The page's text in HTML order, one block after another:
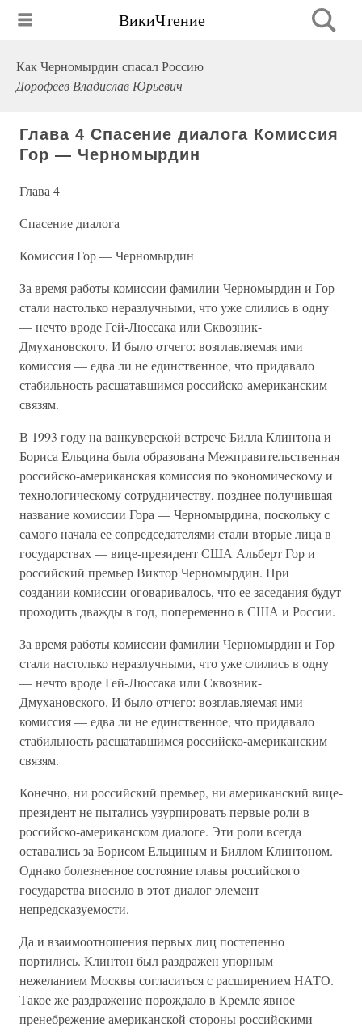
ВикиЧтение
Как Черномырдин спасал Россию
Дорофеев Владислав Юрьевич
Глава 4 Спасение диалога Комиссия
Гор — Черномырдин
Глава 4
Спасение диалога
Комиссия Гор — Черномырдин
За время работы комиссии фамилии Черномырдин и Гор
стали настолько неразлучными, что уже слились в одну
— нечто вроде Гей-Люссака или Сквозник-
Дмухановского. И было отчего: возглавляемая ими
комиссия — едва ли не единственное, что придавало
стабильность расшатавшимся российско-американским
связям.
В 1993 году на ванкуверской встрече Билла Клинтона и
Бориса Ельцина была образована Межправительственная
российско-американская комиссия по экономическому и
технологическому сотрудничеству, позднее получившая
название комиссии Гора — Черномырдина, поскольку с
самого начала ее сопредседателями стали вторые лица в
государствах — вице-президент США Альберт Гор и
российский премьер Виктор Черномырдин. При
создании комиссии оговаривалось, что ее заседания будут
проходить дважды в год, попеременно в США и России.
За время работы комиссии фамилии Черномырдин и Гор
стали настолько неразлучными, что уже слились в одну
— нечто вроде Гей-Люссака или Сквозник-
Дмухановского. И было отчего: возглавляемая ими
комиссия — едва ли не единственное, что придавало
стабильность расшатавшимся российско-американским
связям.
Конечно, ни российский премьер, ни американский вице-
президент не пытались узурпировать первые роли в
российско-американском диалоге. Эти роли всегда
оставались за Борисом Ельциным и Биллом Клинтоном.
Однако болезненное состояние главы российского
государства вносило в этот диалог элемент
непредсказуемости.
Да и взаимоотношения первых лиц постепенно
портились. Клинтон был раздражен упорным
нежеланием Москвы согласиться с расширением НАТО.
Такое же раздражение порождало в Кремле явное
пренебрежение американской стороны российскими